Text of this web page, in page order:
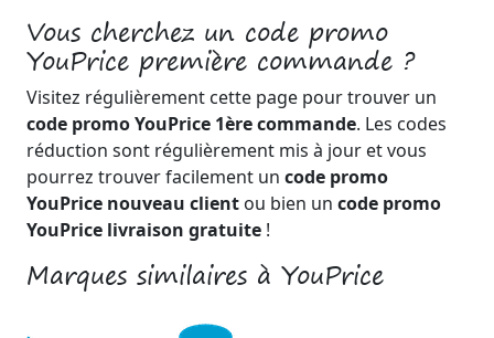
Vous cherchez un code promo
YouPrice première commande ?
Visitez régulièrement cette page pour trouver un
code promo YouPrice 1ère commande. Les codes
réduction sont régulièrement mis à jour et vous
pourrez trouver facilement un code promo
YouPrice nouveau client ou bien un code promo
YouPrice livraison gratuite !
Marques similaires à YouPrice